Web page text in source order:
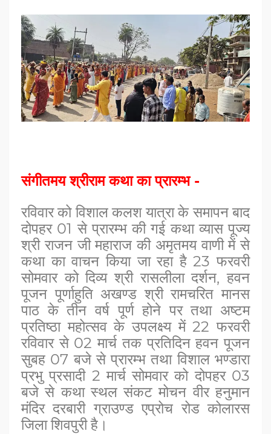
संगीतमय श्रीराम कथा का प्रारम्भ -
रविवार को विशाल कलश यात्रा के समापन बाद
दोपहर 01 से प्रारम्भ की गई कथा व्यास पूज्य
श्री राजन जी महाराज की अमृतमय वाणी में से
कथा का वाचन किया जा रहा है 23 फरवरी
सोमवार को दिव्य श्री रासलीला दर्शन, हवन
पूजन पूर्णाहुति अखण्ड श्री रामचरित मानस
पाठ के तीन वर्ष पूर्ण होने पर तथा अष्टम
प्रतिष्ठा महोत्सव के उपलक्ष्य में 22 फरवरी
रविवार से 02 मार्च तक प्रतिदिन हवन पूजन
सुबह 07 बजे से प्रारम्भ तथा विशाल भण्डारा
प्रभु प्रसादी 2 मार्च सोमवार को दोपहर 03
बजे से कथा स्थल संकट मोचन वीर हनुमान
मंदिर दरबारी ग्राउण्ड एप्रोच रोड कोलारस
जिला शिवपुरी है।